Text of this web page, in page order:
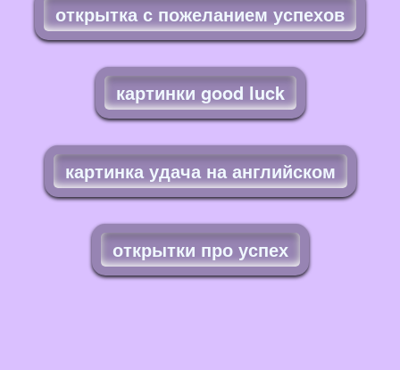
открытка с пожеланием успехов
картинки good luck
картинка удача на английском
открытки про успех